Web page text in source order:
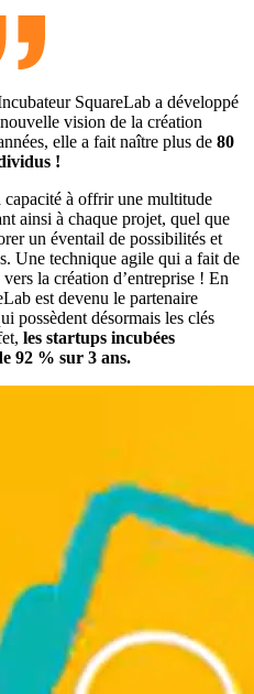
SquareLab a développé
vision de la création
elle a fait naître plus de 80
!
capacité à offrir une multitude
ainsi à chaque projet, quel que
un éventail de possibilités et
Une technique agile qui a fait de
la création d’entreprise ! En
est devenu le partenaire
possèdent désormais les clés
les startups incubées
92 % sur 3 ans.